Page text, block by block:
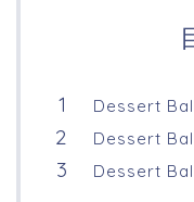
Dessert
Dessert
Dessert